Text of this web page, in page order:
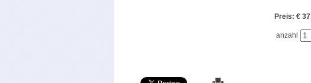
Preis: €
anzahl